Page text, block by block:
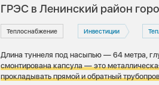
ГРЭС в Ленинский район
Теплоснабжение Инвестиции
Длина туннеля под насыпью — 64 метра,
смонтирована капсула — это
прокладывать прямой и обратный